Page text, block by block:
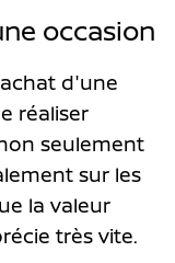
occasion
d'une
réaliser
seulement
sur les
la valeur
très vite.